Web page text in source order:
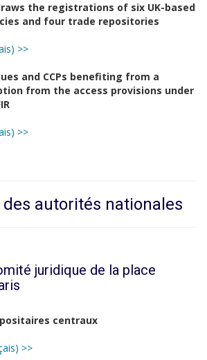
the registrations of six UK-based
and four trade repositories
>>
and CCPs benefiting from a
from the access provisions under
>>
autorités nationales
juridique de la place
centraux
>>